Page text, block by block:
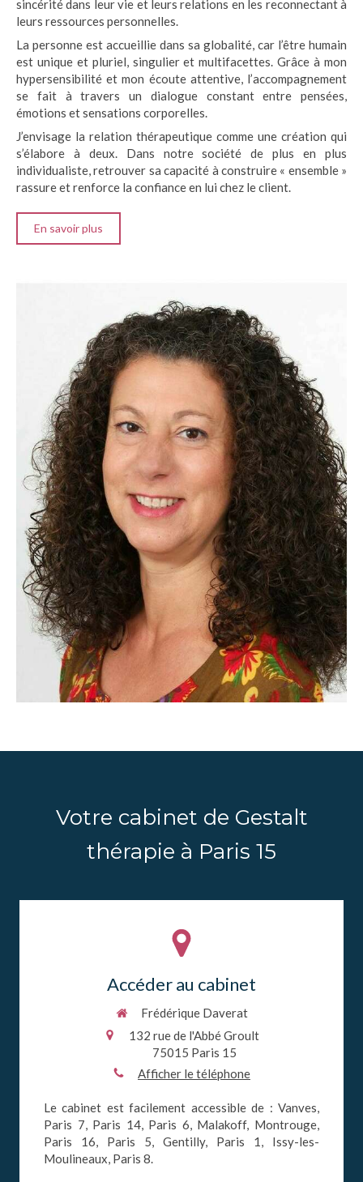
sincérité dans leur vie et leurs relations en les reconnectant à
leurs ressources personnelles.
La personne est accueillie dans sa globalité, car l’être humain
est unique et pluriel, singulier et multifacettes. Grâce à mon
hypersensibilité et mon écoute attentive, l’accompagnement
se fait à travers un dialogue constant entre pensées,
émotions et sensations corporelles.
J’envisage la relation thérapeutique comme une création qui
s’élabore à deux. Dans notre société de plus en plus
individualiste, retrouver sa capacité à construire « ensemble »
rassure et renforce la confiance en lui chez le client.
En savoir plus
Votre cabinet de Gestalt
thérapie à Paris 15
Accéder au cabinet
Frédérique Daverat
132 rue de l'Abbé Groult
75015 Paris 15
Afficher le téléphone
Le cabinet est facilement accessible de : Vanves,
Paris 7, Paris 14, Paris 6, Malakoff, Montrouge,
Paris 16, Paris 5, Gentilly, Paris 1, Issy-les-
Moulineaux, Paris 8.